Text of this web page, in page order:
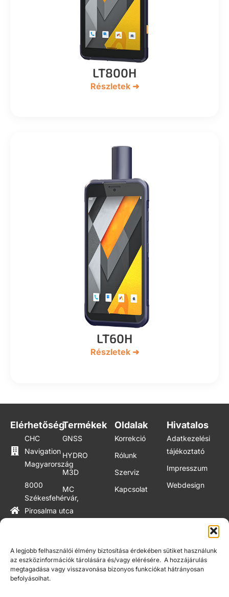
A legjobb felhasználói élmény biztosítása érdekében sütiket használunk
az eszközinformációk tárolására és/vagy elérésére. A hozzájárulás
megtagadása vagy visszavonása bizonyos funkciókat hátrányosan
befolyásolhat.
LT800H
Részletek ➜
LT60H
Részletek ➜
Elérhetőség
CHC
Navigation
Magyarország
8000
Székesfehérvár,
Pirosalma utca
+36 20
972 5056
Termékek
GNSS
HYDRO
M3D
MC
Oldalak
Korrekció
Rólunk
Szerviz
Kapcsolat
Hivatalos
Adatkezelési
tájékoztató
Impresszum
Webdesign